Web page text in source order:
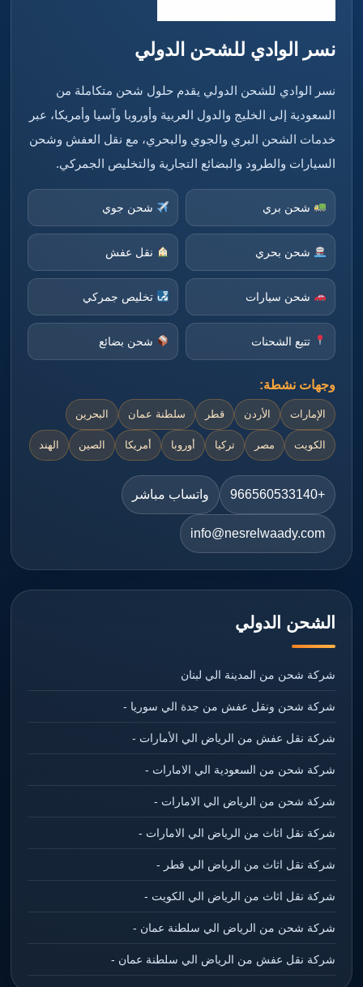
نسر الوادي للشحن الدولي
نسر الوادي للشحن الدولي يقدم حلول شحن متكاملة من
السعودية إلى الخليج والدول العربية وأوروبا وآسيا وأمريكا، عبر
خدمات الشحن البري والجوي والبحري، مع نقل العفش وشحن
السيارات والطرود والبضائع التجارية والتخليص الجمركي.
شحن بري شحن جوي
شحن بحري نقل عفش
شحن سيارات تخليص جمركي
تتبع الشحنات شحن بضائع
وجهات نشطة:
الإمارات الأردن قطر سلطنة عمان البحرين
الكويت مصر تركيا أوروبا أمريكا الصين الهند
+966560533140 واتساب مباشر
info@nesrelwaady.com
الشحن الدولي
شركة شحن من المدينة الي لبنان
شركة شحن ونقل عفش من جدة الي سوريا -
شركة نقل عفش من الرياض الي الأمارات -
شركة شحن من السعودية الي الامارات -
شركة شحن من الرياض الي الامارات -
شركة نقل اثاث من الرياض الي الامارات -
شركة نقل اثاث من الرياض الي قطر -
شركة نقل اثاث من الرياض الي الكويت -
شركة شحن من الرياض الي سلطنة عمان -
شركة نقل عفش من الرياض الي سلطنة عمان -